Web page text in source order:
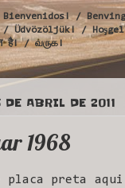
/ Bienvenidos! /
/ Üdvözöljük! /
है! / வருக!
ABRIL DE 2011
1968
placa preta